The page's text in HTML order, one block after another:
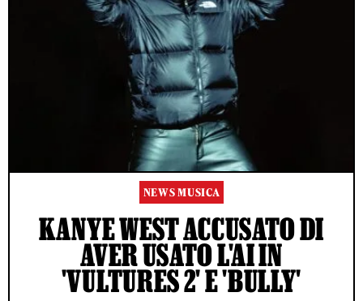
NEWS MUSICA
KANYE WEST ACCUSATO DI
AVER USATO L'AI IN
'VULTURES 2' E 'BULLY'